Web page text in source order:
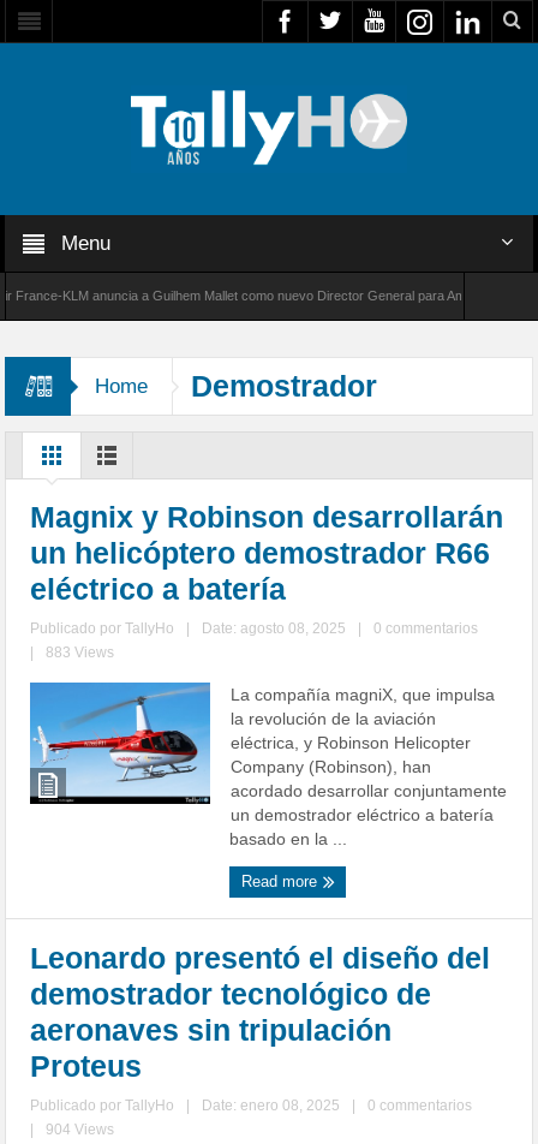
Menu
KLM anuncia a Guilhem Mallet como nuevo Director General para América Latina
Home Demostrador
Magnix y Robinson desarrollarán
un helicóptero demostrador R66
eléctrico a batería
Publicado porTallyHo Date: agosto 08, 2025
0 commentarios
883 Views
La compañía magniX, que impulsa
la revolución de la aviación
eléctrica, y Robinson Helicopter
Company (Robinson), han
acordado desarrollar conjuntamente
un demostrador eléctrico a batería
basado en la ...
Read more
Leonardo presentó el diseño del
demostrador tecnológico de
aeronaves sin tripulación
Proteus
Publicado porTallyHo Date: enero 08, 2025
0 commentarios
904 Views